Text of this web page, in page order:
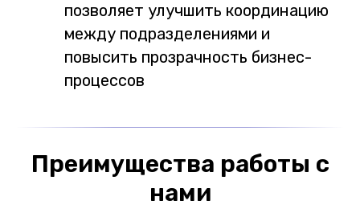
позволяет улучшить координацию
между подразделениями и
повысить прозрачность бизнес-
процессов
Преимущества работы с
нами